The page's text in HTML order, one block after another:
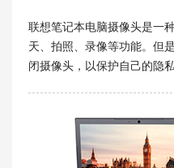
联想笔记本电脑摄像头是一
天、拍照、录像等功能。但
闭摄像头，以保护自己的隐